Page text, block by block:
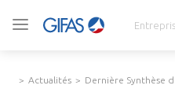
Actualités Dernière Synthèse
VOUS ÊTES